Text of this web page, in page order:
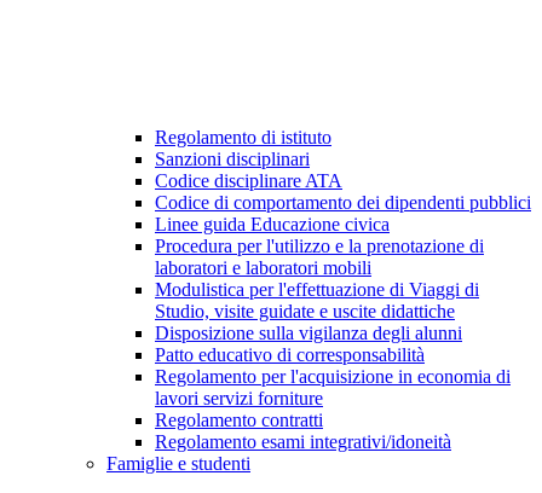
Regolamento di istituto
Sanzioni disciplinari
Codice disciplinare ATA
Codice di comportamento dei dipendenti pubblici
Linee guida Educazione civica
Procedura per l'utilizzo e la prenotazione di
laboratori e laboratori mobili
Modulistica per l'effettuazione di Viaggi di
Studio, visite guidate e uscite didattiche
Disposizione sulla vigilanza degli alunni
Patto educativo di corresponsabilità
Regolamento per l'acquisizione in economia di
lavori servizi forniture
Regolamento contratti
Regolamento esami integrativi/idoneità
Famiglie e studenti